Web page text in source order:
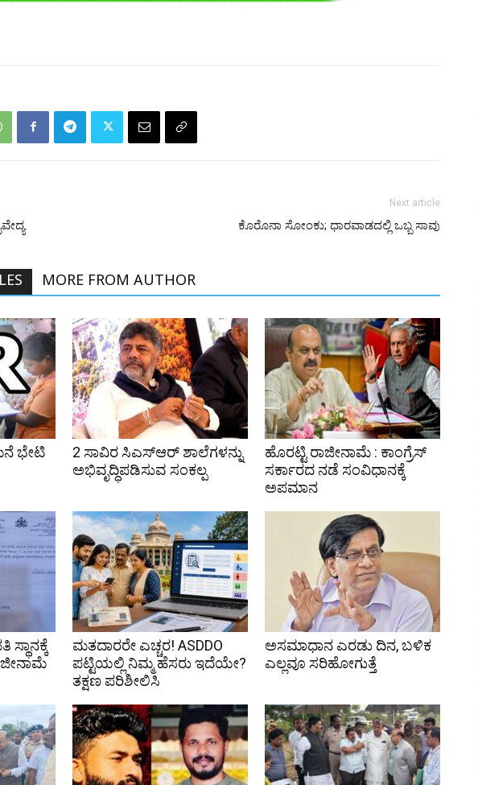
Next article
ಕೊರೊನಾ ಸೋಂಕು; ಧಾರವಾಡದಲ್ಲಿ ಒಬ್ಬ ಸಾವು
MORE FROM AUTHOR
ಭೇಟಿ
2 ಸಾವಿರ ಸಿಎಸ್‌ಆರ್ ಶಾಲೆಗಳನ್ನು
ಅಭಿವೃದ್ಧಿಪಡಿಸುವ ಸಂಕಲ್ಪ
ಹೊರಟ್ಟಿ ರಾಜೀನಾಮೆ : ಕಾಂಗ್ರೆಸ್
ಸರ್ಕಾರದ ನಡೆ ಸಂವಿಧಾನಕ್ಕೆ
ಅಪಮಾನ
ಮತದಾರರೇ ಎಚ್ಚರ! ASDDO
ಪಟ್ಟಿಯಲ್ಲಿ ನಿಮ್ಮ ಹೆಸರು ಇದೆಯೇ?
ತಕ್ಷಣ ಪರಿಶೀಲಿಸಿ
ಅಸಮಾಧಾನ ಎರಡು ದಿನ, ಬಳಿಕ
ಎಲ್ಲವೂ ಸರಿಹೋಗುತ್ತೆ